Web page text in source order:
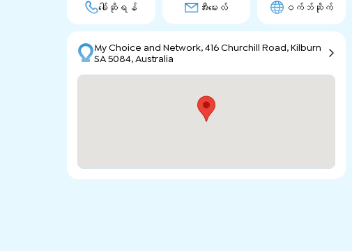
ခေါ်ဆိုရန် အီးမေးလ် ဝက်ဘ်ဆိုက်
My Choice and Network, 416 Churchill Road, Kilburn
SA 5084, Australia